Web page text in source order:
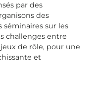
par des
des
séminaires sur les
challenges entre
de rôle, pour une
et